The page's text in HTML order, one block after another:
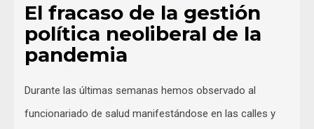
El fracaso de la gestión
política neoliberal de la
pandemia
Durante las últimas semanas hemos observado al
funcionariado de salud manifestándose en las calles y